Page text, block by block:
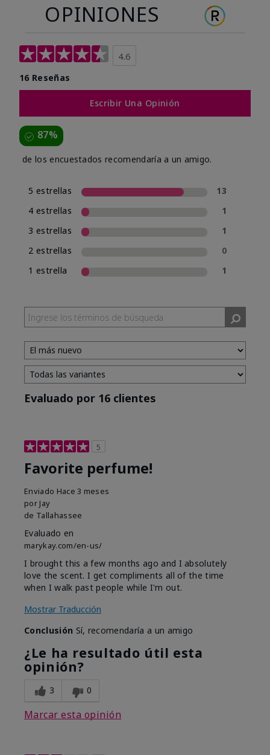
OPINIONES
4.6
16 Reseñas
Escribir Una Opinión
87%
de los encuestados recomendaría a un amigo.
5 estrellas
13
4 estrellas
1
3 estrellas
1
2 estrellas
0
1 estrella
1
Evaluado por 16 clientes
5
Favorite perfume!
Enviado Hace 3 meses
por Jay
de Tallahassee
Evaluado en
marykay.com/en-us/
I brought this a few months ago and I absolutely
love the scent. I get compliments all of the time
when I walk past people while I'm out.
Mostrar Traducción
Conclusión Sí, recomendaría a un amigo
¿Le ha resultado útil esta
opinión?
3 0
Marcar esta opinión